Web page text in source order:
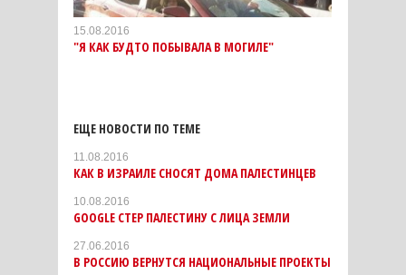
15.08.2016
"Я КАК БУДТО ПОБЫВАЛА В МОГИЛЕ"
ЕЩЕ НОВОСТИ ПО ТЕМЕ
11.08.2016
КАК В ИЗРАИЛЕ СНОСЯТ ДОМА ПАЛЕСТИНЦЕВ
10.08.2016
GOOGLE СТЕР ПАЛЕСТИНУ С ЛИЦА ЗЕМЛИ
27.06.2016
В РОССИЮ ВЕРНУТСЯ НАЦИОНАЛЬНЫЕ ПРОЕКТЫ